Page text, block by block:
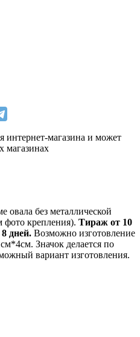
интернет-магазина и может
магазинах
овала без металлической
фото крепления). Тираж от 10
дней. Возможно изготовление
Значок делается по
вариант изготовления.